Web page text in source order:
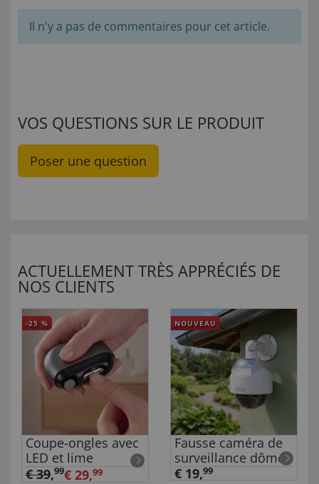
Il n'y a pas de commentaires pour cet article.
VOS QUESTIONS SUR LE PRODUIT
Poser une question
ACTUELLEMENT TRÈS APPRÉCIÉS DE
NOS CLIENTS
-25 %
Coupe-ongles avec
LED et lime
€ 39,99€ 29,99
NOUVEAU
Fausse caméra de
surveillance dôme
€ 19,99